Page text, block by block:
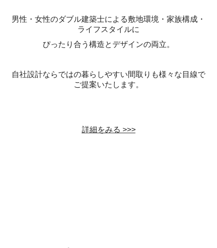
男性・女性のダブル建築士に よる敷地環境・家族構成・
ライフスタイルに
ぴったり合う 構造とデザインの両立。
自社設計ならではの暮らしやすい間取りも様々な目線で
ご提案いたします。
詳細をみる >>>